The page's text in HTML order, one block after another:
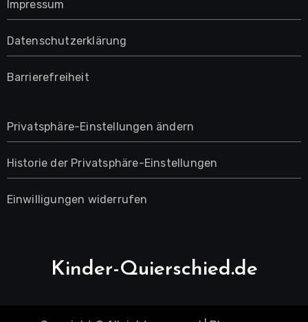
Impressum
Datenschutzerklärung
Barrierefreiheit
Privatsphäre-Einstellungen ändern
Historie der Privatsphäre-Einstellungen
Einwilligungen widerrufen
Kinder-Quierschied.de